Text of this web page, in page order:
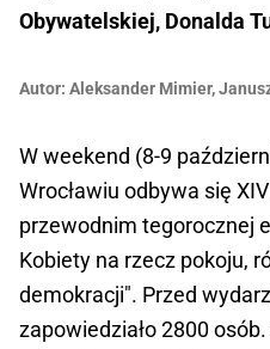
Obywatelskiej, Donalda
Autor: Aleksander Mimier,
W weekend (8-9
Wrocławiu odbywa się
przewodnim tegorocznej
Kobiety na rzecz pokoju,
demokracji". Przed
zapowiedziało 2800 osób.